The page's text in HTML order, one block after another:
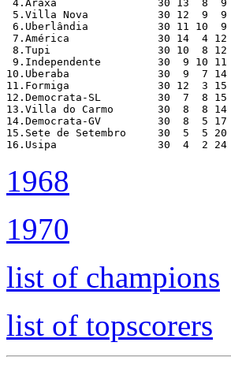
1968
1970
list of champions
list of topscorers